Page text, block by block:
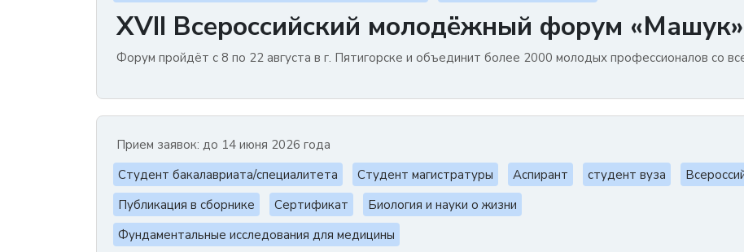
XVII Всероссийский молодёжный форум «Машук»
Форум пройдёт с 8 по 22 августа в г. Пятигорске и объединит более 2000 молодых профессионалов со
Прием заявок: до 14 июня 2026 года
Студент бакалавриата/специалитета
Студент магистратуры Аспирант студент вуза
Публикация в сборнике
Сертификат
Биология и науки о жизни
Фундаментальные исследования для медицины